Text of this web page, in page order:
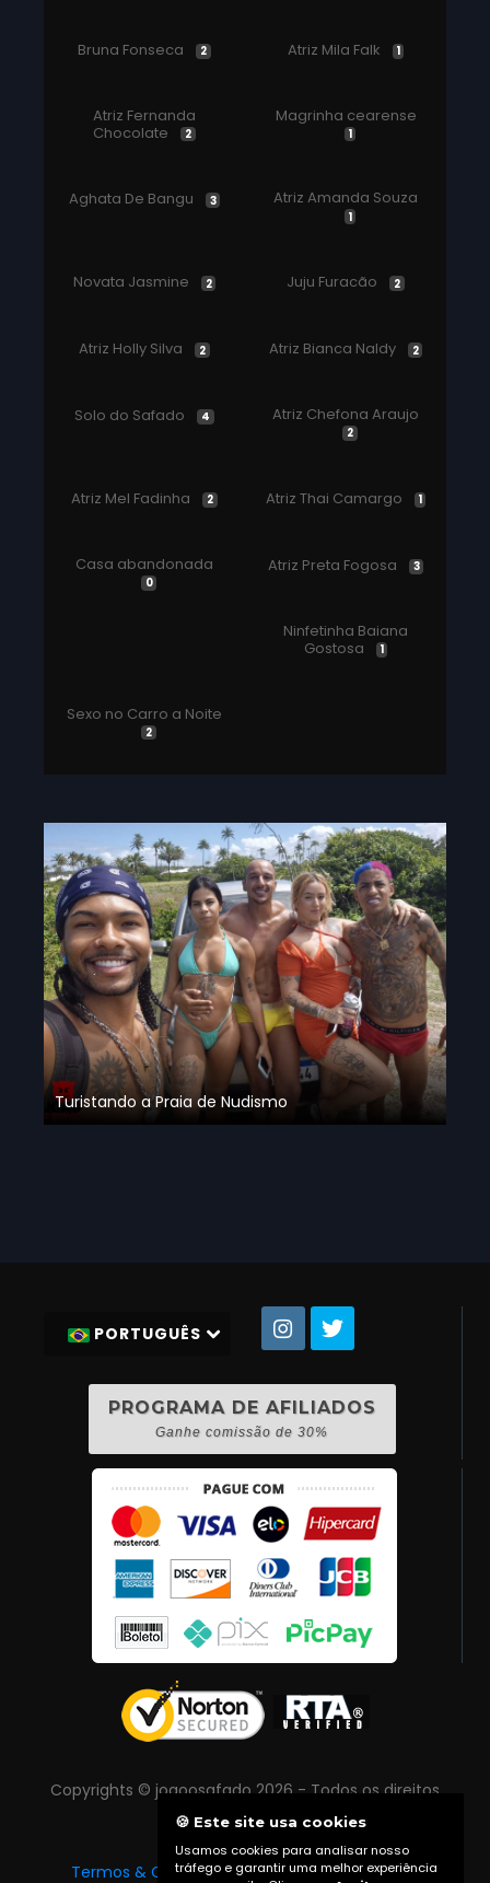
Bruna Fonseca 2 Atriz Mila Falk 1
Atriz Fernanda
Chocolate
2
Magrinha cearense
1
Aghata De Bangu 3 Atriz Amanda Souza
1
Novata Jasmine 2 Juju Furacão 2
Atriz Holly Silva 2 Atriz Bianca Naldy 2
Solo do Safado 4 Atriz Chefona Araujo
2
Atriz Mel Fadinha 2 Atriz Thai Camargo 1
Casa abandonada
0
Atriz Preta Fogosa 3
Ninfetinha Baiana
Gostosa
1
Sexo no Carro a Noite
2
Turistando a Praia de Nudismo
PORTUGUÊS
PROGRAMA DE AFILIADOS
Ganhe comissão de 30%
Copyrights © joaoosafado 2026 - Todos os direitos
reservados
Termos & Condições |Política de Privacidade
🍪 Este site usa cookies
Usamos cookies para analisar nosso
tráfego e garantir uma melhor experiência